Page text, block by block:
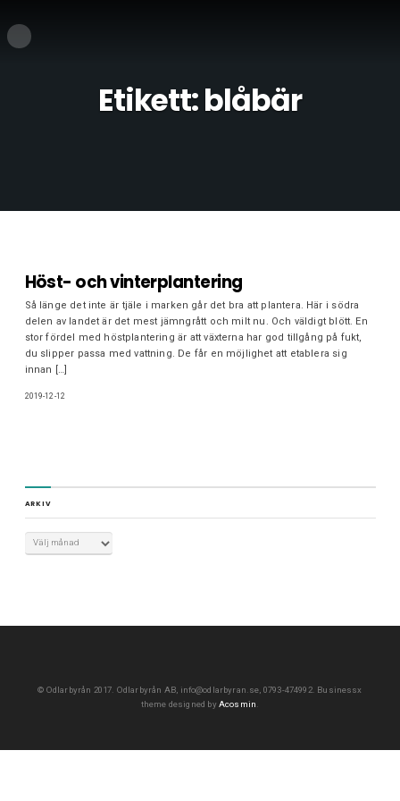
Etikett:blåbär
Höst- och vinterplantering
Så länge det inte är tjäle i marken går det bra att plantera. Här i södra
delen av landet är det mest jämngrått och milt nu. Och väldigt blött. En
stor fördel med höstplantering är att växterna har god tillgång på fukt,
du slipper passa med vattning. De får en möjlighet att etablera sig
innan […]
2019-12-12
ARKIV
© Odlarbyrån 2017. Odlarbyrån AB, info@odlarbyran.se, 0793-474992. Businessx
theme designed byAcosmin